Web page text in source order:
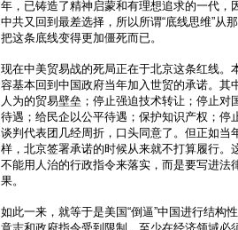
年，已铸造了精神启蒙和有理想追求的一代，
中共又回到最差选择，所以所谓“底线思维”从
把这条底线变得更加僵死而已。
现在中美贸易战的死局正在于北京这条红线。
容基本回到中国政府当年加入世贸的承诺。其
人为的贸易壁垒；停止强迫技术转让；停止对
待遇；给民企以公平待遇；保护知识产权；停
谈判代表团几经周折，口头同意了。但正如当
样，北京签署承诺的时候从来就不打算履行。
不能用人治的行政指令来落实，而是要写进法
果。
如此一来，就等于是美国“倒逼”中国进行结构